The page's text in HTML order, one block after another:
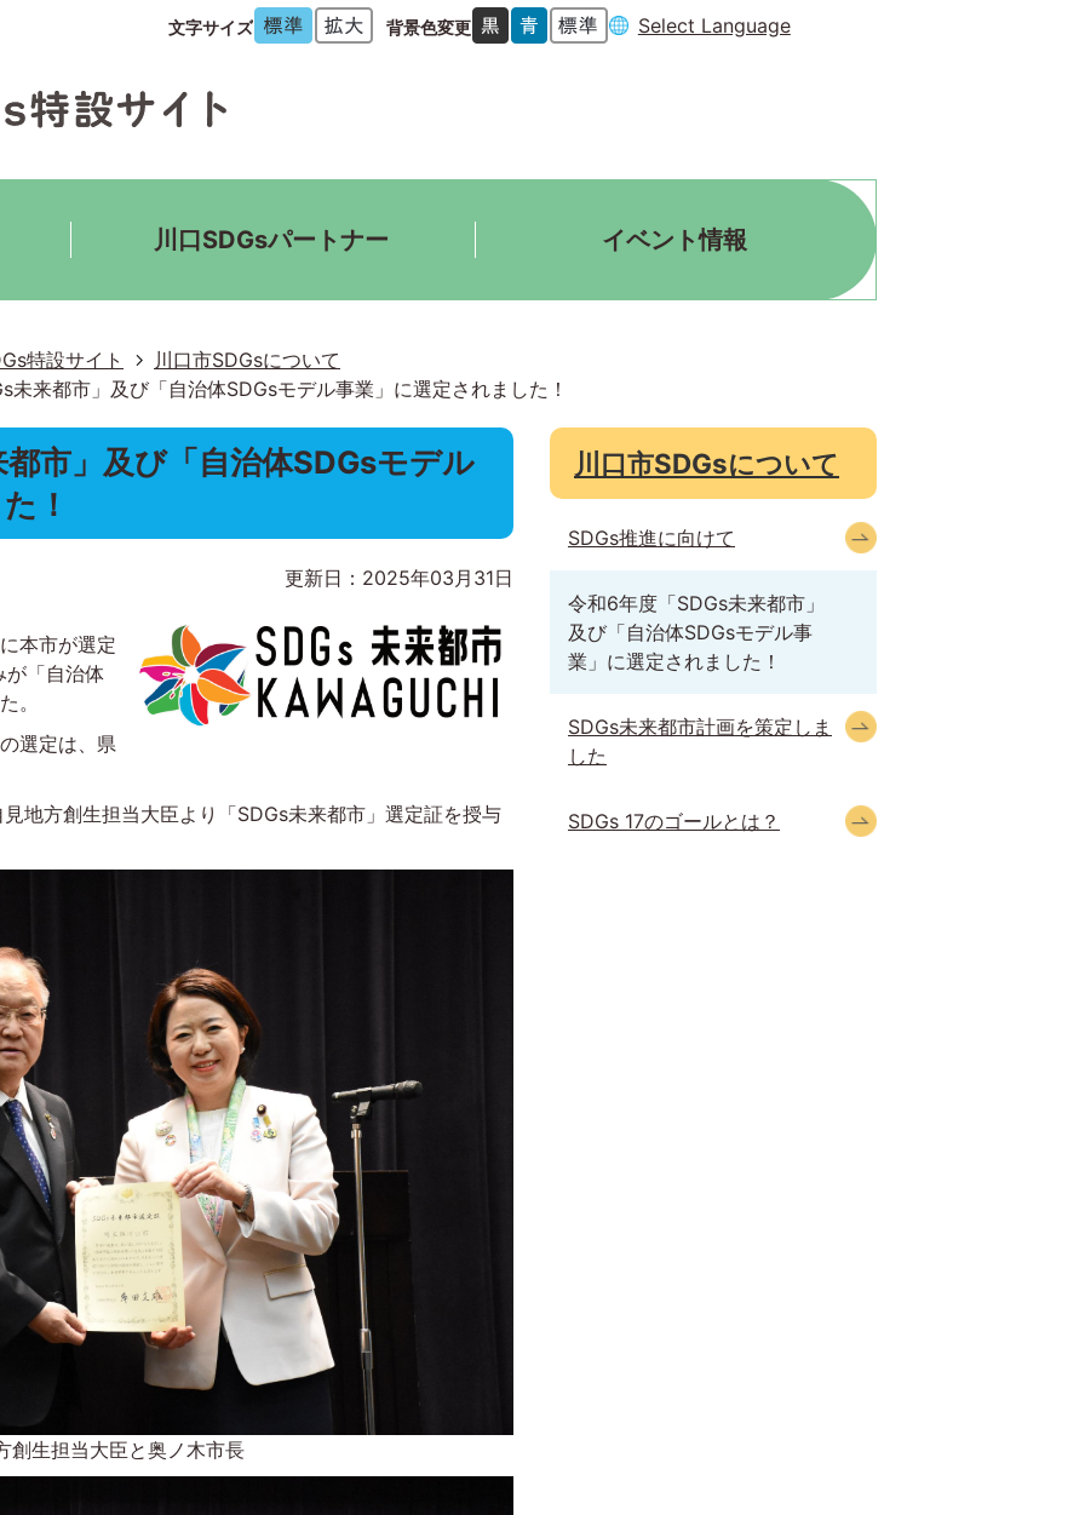
文字サイズ 背景色変更 Select Language
川口SDGsパートナー イベント情報
特設サイト
川口市SDGsについて
未来都市」及び「自治体SDGsモデル事業」に選定されました！
市」及び「自治体SDGsモデル
！
更新日：2025年03月31日
本市が選定
が「自治体
。
選定は、県
地方創生担当大臣より「SDGs未来都市」選定証を授与
創生担当大臣と奥ノ木市長
川口市SDGsについて
SDGs推進に向けて
令和6年度「SDGs未来都市」
及び「自治体SDGsモデル事
業」に選定されました！
SDGs未来都市計画を策定しま
した
SDGs 17のゴールとは？